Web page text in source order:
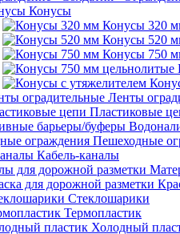
Конусы
Конусы 320
Конусы 520
Конусы 750
Ленты
Пластиковые
Пешеходные
Кабель-каналы
Стеклошарики
Термопластик
Холодный